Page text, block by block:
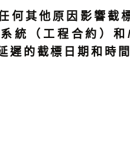
何其他原因影響截
統（工程合約）
遲的截標日期和時間